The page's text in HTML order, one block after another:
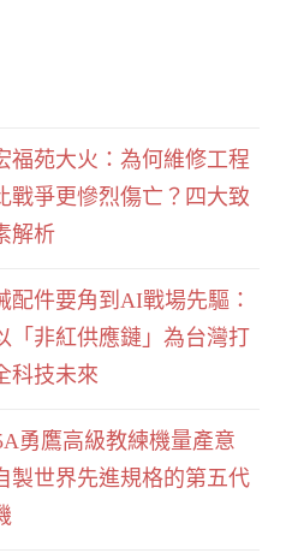
福苑大火：為何維修工程
戰爭更慘烈傷亡？四大致
解析
配件要角到AI戰場先驅：
「非紅供應鏈」為台灣打
科技未來
勇鷹高級教練機量產意
製世界先進規格的第五代